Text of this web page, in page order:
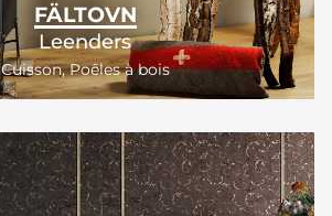
FÄLTOVN
Leenders
Cuisson,Poêles à bois